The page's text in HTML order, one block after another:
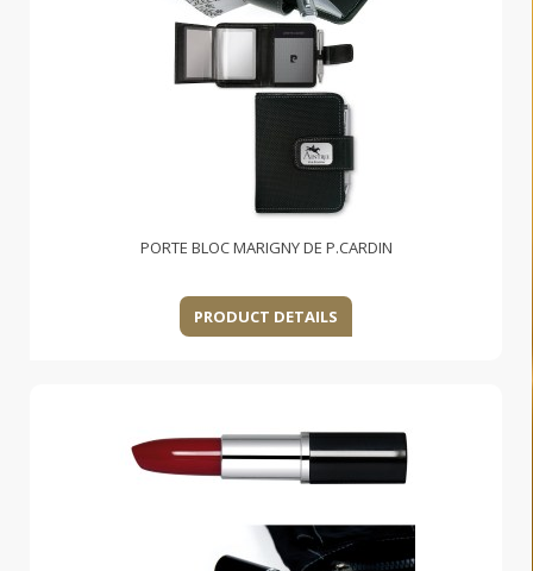
PORTE BLOC MARIGNY DE P.CARDIN
PRODUCT DETAILS